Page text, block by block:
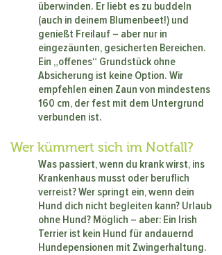
überwinden. Er liebt es zu buddeln
(auch in deinem Blumenbeet!) und
genießt Freilauf – aber nur in
eingezäunten, gesicherten Bereichen.
Ein „offenes“ Grundstück ohne
Absicherung ist keine Option. Wir
empfehlen einen Zaun von mindestens
160 cm, der fest mit dem Untergrund
verbunden ist.
Wer kümmert sich im Notfall?
Was passiert, wenn du krank wirst, ins
Krankenhaus musst oder beruflich
verreist? Wer springt ein, wenn dein
Hund dich nicht begleiten kann? Urlaub
ohne Hund? Möglich – aber: Ein Irish
Terrier ist kein Hund für andauernd
Hundepensionen mit Zwingerhaltung.